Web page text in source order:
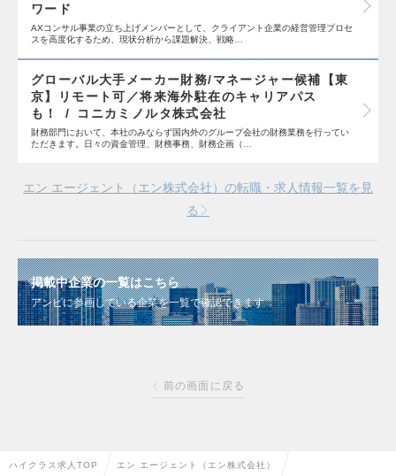
ワード
AXコンサル事業の立ち上げメンバーとして、クライアント企業の経営管理プロセ
スを高度化するため、現状分析から課題解決、戦略…
グローバル大手メーカー財務/マネージャー候補【東
京】リモート可／将来海外駐在のキャリアパス
も！
コニカミノルタ株式会社
財務部門において、本社のみならず国内外のグループ会社の財務業務を行ってい
ただきます。日々の資金管理、財務事務、財務企画（…
エン エージェント（エン株式会社）の転職・求人情報一覧を見
る
掲載中企業の一覧はこちら
アンビに参画している企業を一覧で確認できます
前の画面に戻る
ハイクラス求人TOP エン エージェント（エン株式会社）